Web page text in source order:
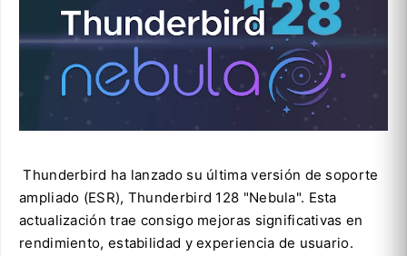
Thunderbird ha lanzado su última versión de soporte
ampliado (ESR), Thunderbird 128 "Nebula". Esta
actualización trae consigo mejoras significativas en
rendimiento, estabilidad y experiencia de usuario.